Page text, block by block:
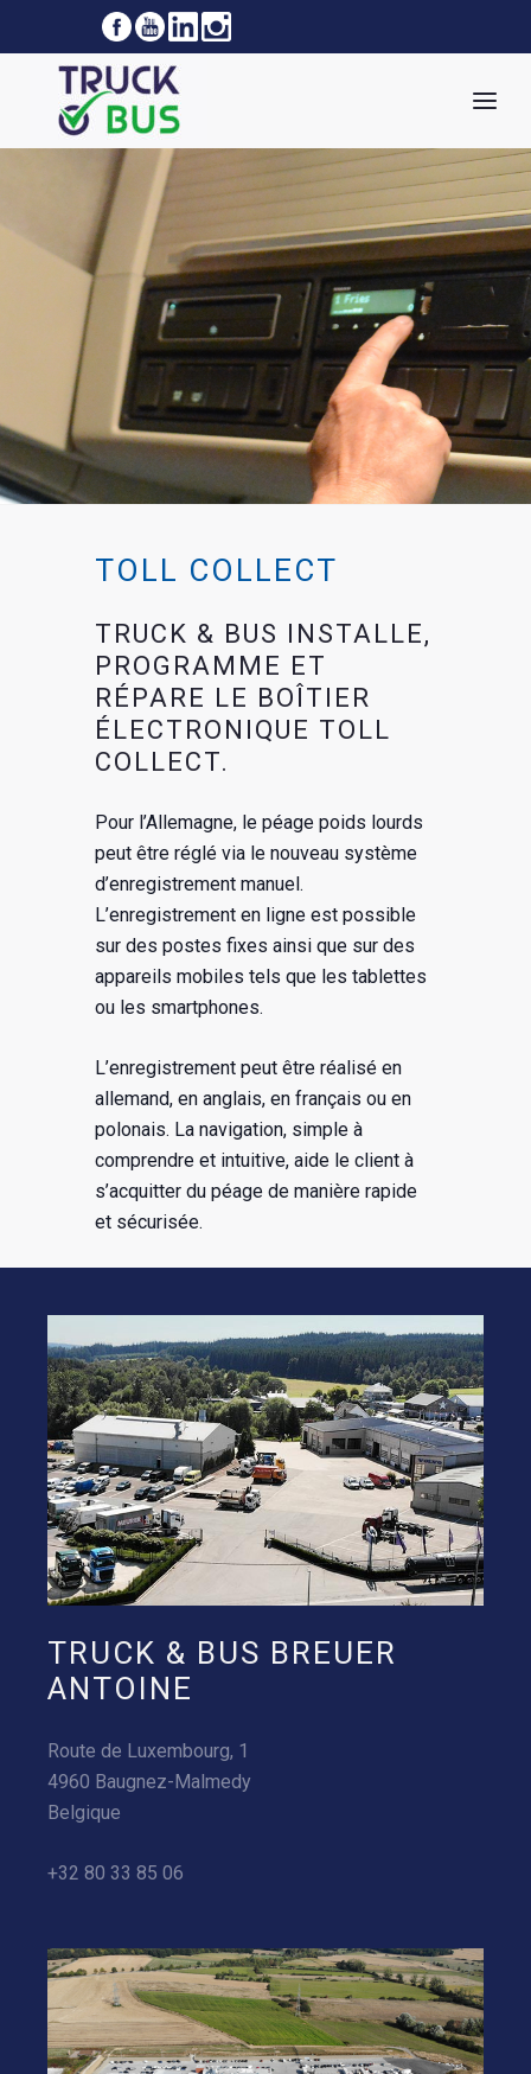
TOLL COLLECT
TRUCK & BUS INSTALLE,
PROGRAMME ET
RÉPARE LE BOÎTIER
ÉLECTRONIQUE TOLL
COLLECT.
Pour l’Allemagne, le péage poids lourds
peut être réglé via le nouveau système
d’enregistrement manuel.
L’enregistrement en ligne est possible
sur des postes fixes ainsi que sur des
appareils mobiles tels que les tablettes
ou les smartphones.
L’enregistrement peut être réalisé en
allemand, en anglais, en français ou en
polonais. La navigation, simple à
comprendre et intuitive, aide le client à
s’acquitter du péage de manière rapide
et sécurisée.
TRUCK & BUS BREUER
ANTOINE
Route de Luxembourg, 1
4960 Baugnez-Malmedy
Belgique
+32 80 33 85 06